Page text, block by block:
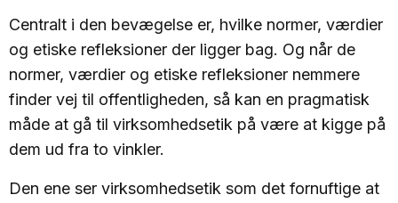
Centralt i den bevægelse er, hvilke normer, værdier
og etiske refleksioner der ligger bag. Og når de
normer, værdier og etiske refleksioner nemmere
finder vej til offentligheden, så kan en pragmatisk
måde at gå til virksomhedsetik på være at kigge på
dem ud fra to vinkler.
Den ene ser virksomhedsetik som det fornuftige at